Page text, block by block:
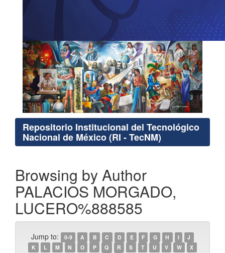
Repositorio Institucional del Tecnológico
Nacional de México (RI - TecNM)
Browsing by Author
PALACIOS MORGADO,
LUCERO%888585
Jump to: 0-9 A B C D E F G H I
J
K
L M N O P Q R S T U V W
X